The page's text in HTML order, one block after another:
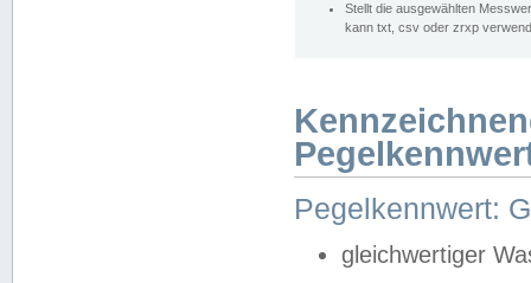
Stellt die ausgewählten
kann txt, csv oder zrxp
Pegelkennwert:
gleichwertiger